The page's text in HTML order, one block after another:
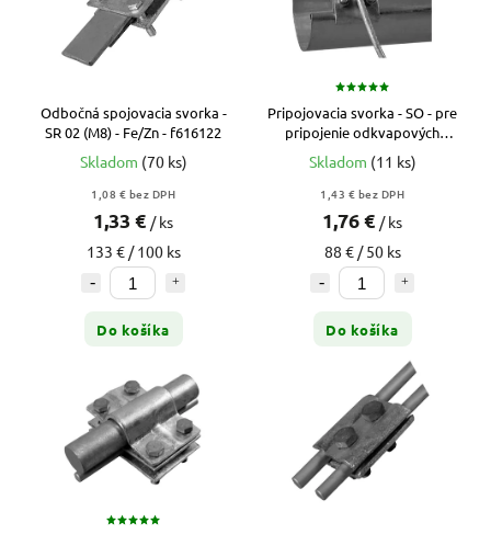
Odbočná spojovacia svorka -
SR 02 (M8) - Fe/Zn - f616122
Skladom (70 ks)
1,08 € bez DPH
1,33 € / ks
133 € / 100 ks
Do košíka
Pripojovacia svorka - SO - pre
pripojenie odkvapových
žľabov - Fe/Zn - f613312
Skladom (11 ks)
1,43 € bez DPH
1,76 € / ks
88 € / 50 ks
Do košíka